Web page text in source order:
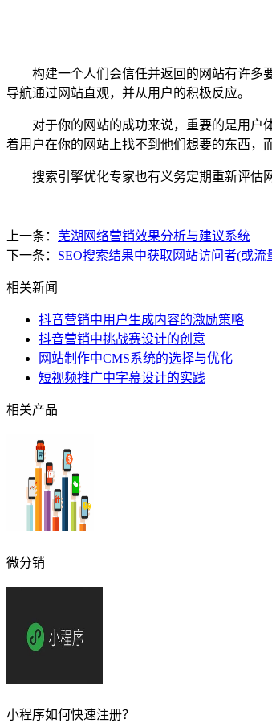
构建一个人们会信任并返回的网站有许多要
导航通过网站直观，并从用户的积极反应。
对于你的网站的成功来说，重要的是用户体
着用户在你的网站上找不到他们想要的东西，
搜索引擎优化专家也有义务定期重新评估网
上一条： 芜湖网络营销效果分析与建议系统
下一条： SEO搜索结果中获取网站访问者(或流
相关新闻
抖音营销中用户生成内容的激励策略
抖音营销中挑战赛设计的创意
网站制作中CMS系统的选择与优化
短视频推广中字幕设计的实践
相关产品
微分销
小程序如何快速注册？